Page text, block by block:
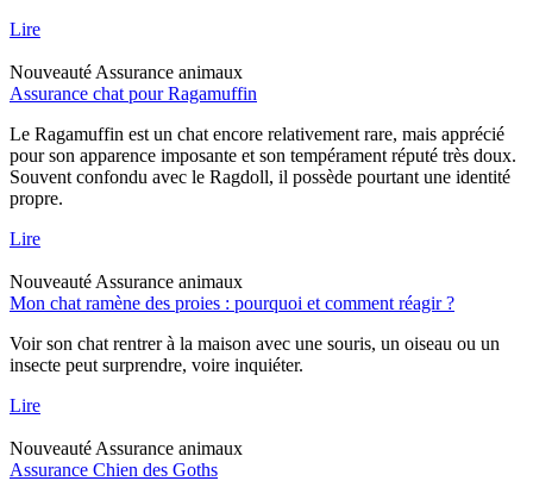
Lire
Nouveauté Assurance animaux
Assurance chat pour Ragamuffin
Le Ragamuffin est un chat encore relativement rare, mais apprécié
pour son apparence imposante et son tempérament réputé très doux.
Souvent confondu avec le Ragdoll, il possède pourtant une identité
propre.
Lire
Nouveauté Assurance animaux
Mon chat ramène des proies : pourquoi et comment réagir ?
Voir son chat rentrer à la maison avec une souris, un oiseau ou un
insecte peut surprendre, voire inquiéter.
Lire
Nouveauté Assurance animaux
Assurance Chien des Goths